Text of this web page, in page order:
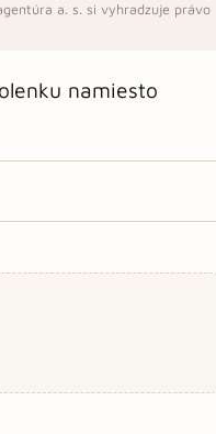
a. s. si vyhradzuje právo
namiesto